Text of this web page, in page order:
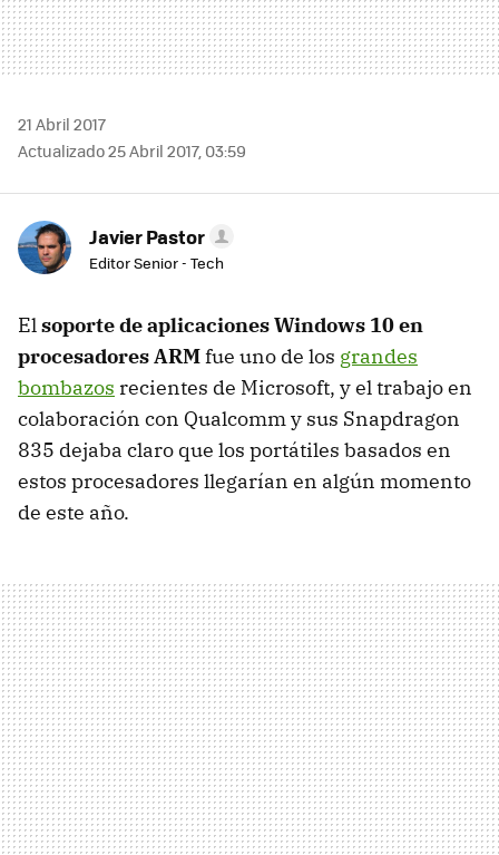
21 Abril 2017
Actualizado 25 Abril 2017, 03:59
Javier Pastor
Editor Senior - Tech
Elsoporte de aplicaciones Windows 10 en
procesadores ARMfue uno de los grandes
bombazos recientes de Microsoft, y el trabajo en
colaboración con Qualcomm y sus Snapdragon
835 dejaba claro que los portátiles basados en
estos procesadores llegarían en algún momento
de este año.